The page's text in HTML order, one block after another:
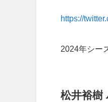
https://
2024年シー
松井裕樹